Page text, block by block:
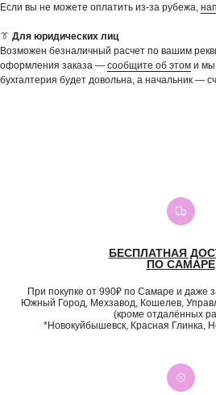
Если вы не можете оплатить из-за рубежа,
👔 Для юридических лиц
Возможен безналичный расчет по вашим
оформления заказа — сообщите об этом и мы
бухгалтерия будет довольна, а начальник —
БЕСПЛАТНАЯ
ПО САМАРЕ
При покупке от 990₽ по Самаре и даже
Южный Город, Мехзавод, Кошелев,
(кроме отдалённых
*Новокуйбышевск, Красная Глинка,